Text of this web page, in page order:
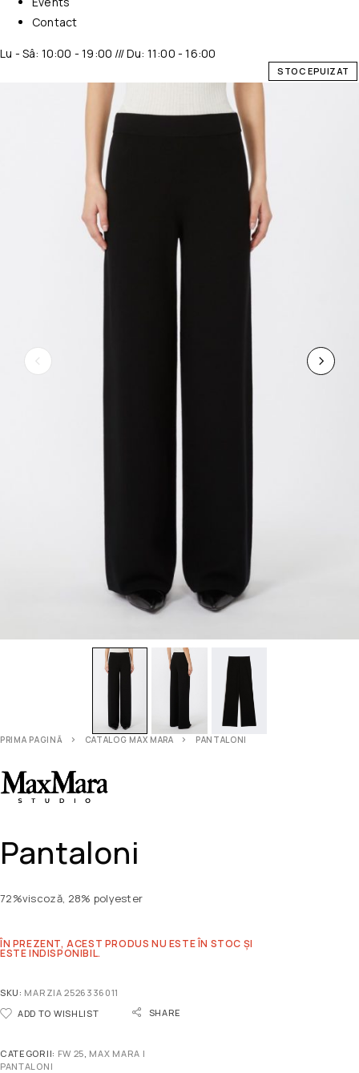
Contact
Lu - Sâ: 10:00 - 19:00 /// Du: 11:00 - 16:00
STOC EPUIZAT
PRIMA PAGINĂ CATALOG MAX MARA PANTALONI
Pantaloni
72%viscoză, 28% polyester
ÎN PREZENT, ACEST PRODUS NU ESTE ÎN STOC ȘI
ESTE INDISPONIBIL.
SKU: MARZIA 2526336011
ADD TO WISHLIST
SHARE
CATEGORII: FW 25 MAX MARA |
PANTALONI